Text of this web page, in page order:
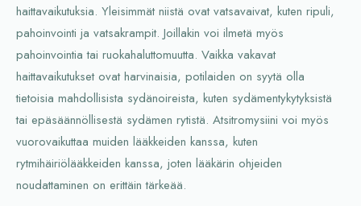
haittavaikutuksia. Yleisimmät niistä ovat vatsavaivat, kuten ripuli,
pahoinvointi ja vatsakrampit. Joillakin voi ilmetä myös
pahoinvointia tai ruokahaluttomuutta. Vaikka vakavat
haittavaikutukset ovat harvinaisia, potilaiden on syytä olla
tietoisia mahdollisista sydänoireista, kuten sydämentykytyksistä
tai epäsäännöllisestä sydämen rytistä. Atsitromysiini voi myös
vuorovaikuttaa muiden lääkkeiden kanssa, kuten
rytmihäiriölääkkeiden kanssa, joten lääkärin ohjeiden
noudattaminen on erittäin tärkeää.